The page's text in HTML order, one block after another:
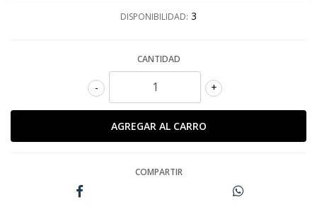
DISPONIBILIDAD: 3
CANTIDAD
+
-
COMPARTIR